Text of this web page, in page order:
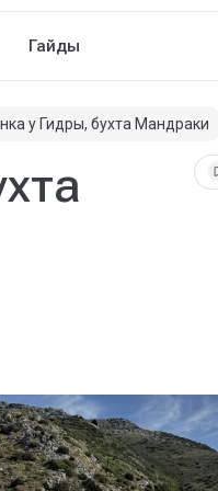
Гайды
у Гидры, бухта Мандраки